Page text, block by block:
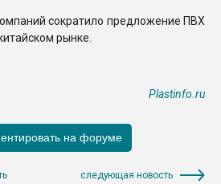
сократило предложение ПВХ
рынке.
Plastinfo.ru
следующая новость